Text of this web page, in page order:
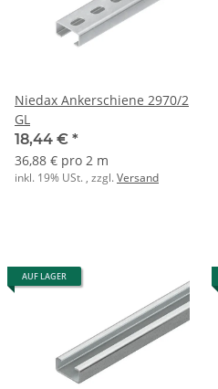
Niedax Ankerschiene 2970/2
GL
18,44 € *
36,88 € pro 2 m
inkl. 19% USt. , zzgl.Versand
AUF LAGER